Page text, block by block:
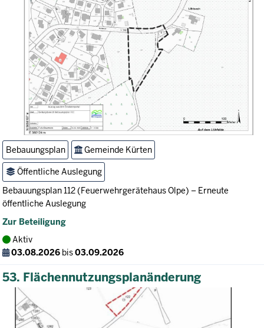
Bebauungsplan Gemeinde Kürten
Öffentliche Auslegung
Bebauungsplan 112 (Feuerwehrgerätehaus Olpe) – Erneute
öffentliche Auslegung
Zur Beteiligung
Aktiv
03.08.2026 bis03.09.2026
53. Flächennutzungsplanänderung